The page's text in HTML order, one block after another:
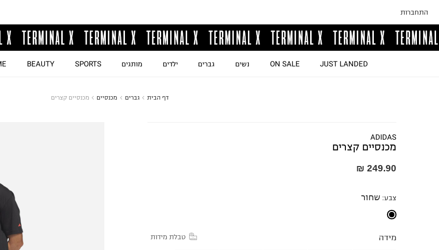
התחברות
JUST LANDED
ON SALE נשים גברים ילדים מותגים SPORTS
BEAUTY
דף הבית גברים מכנסיים מכנסיים קצרים
ADIDAS
מכנסיים קצרים
249.90 ₪
צבע: שחור
מידה טבלת מידות